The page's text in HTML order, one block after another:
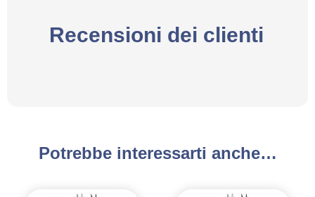
Recensioni dei clienti
Potrebbe interessarti anche…